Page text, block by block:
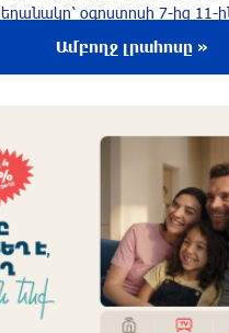
եղանակը՝ օգոստոսի 7-ից 11-
հարևանությամբ գտնվող
կրակն ու ծուխը տեսանելի են
կիլոմետրից
Հնդկաստանի և Իսրայելի
քննարկել են Մերձավոր
իրավիճակը
Ամբողջ լրահոսը »